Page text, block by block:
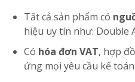
Tất cả sản phẩm có
hiệu uy tín như: Double
Có hóa đơn VAT, hợp
ứng mọi yêu cầu kế toán